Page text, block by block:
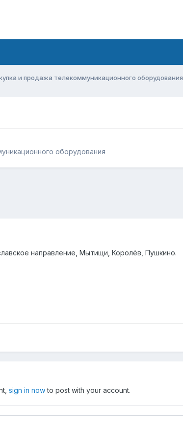
и продажа телекоммуникационного оборудования
оборудования
направление, Мытищи, Королёв, Пушкино.
sign in nowto post with your account.